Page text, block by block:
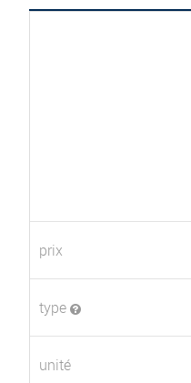
prix
type
unité